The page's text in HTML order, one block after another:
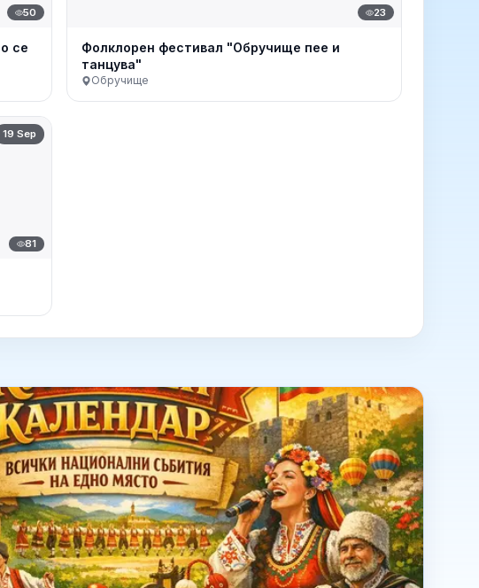
50
се
23
Фолклорен фестивал "Обручище пее и
танцува"
Обручище
19 Sep
81